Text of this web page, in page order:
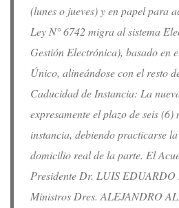
(lunes o jueves) y en papel para
Ley N° 6742 migra al sistema
Gestión Electrónica), basado en
Único, alineándose con el resto
Caducidad de Instancia: La
expresamente el plazo de seis
instancia, debiendo practicarse
domicilio real de la parte. El
Presidente Dr. LUIS EDUARDO
Ministros Dres. ALEJANDRO